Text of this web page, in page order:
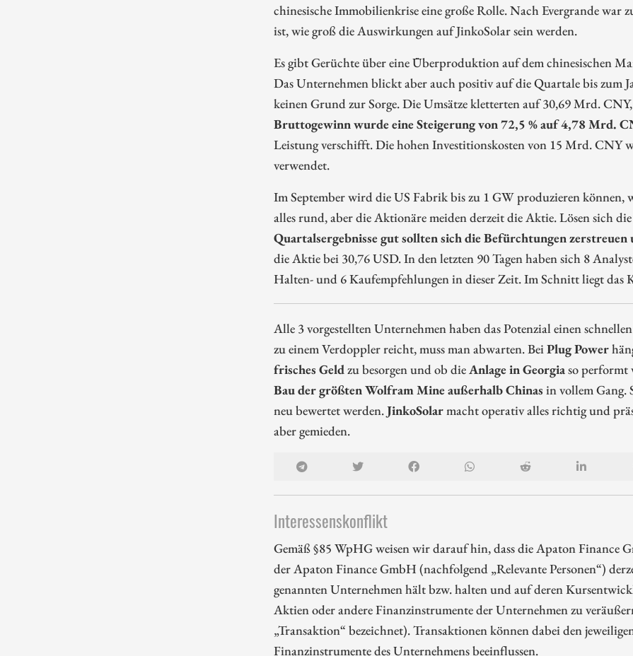
chinesische Immobilienkrise eine große Rolle. Nach Evergrande war
ist, wie groß die Auswirkungen auf JinkoSolar sein werden.
Es gibt Gerüchte über eine Überproduktion auf dem chinesischen
Das Unternehmen blickt aber auch positiv auf die Quartale bis zum
keinen Grund zur Sorge. Die Umsätze kletterten auf 30,69 Mrd.
Bruttogewinn wurde eine Steigerung von 72,5 % auf 4,78 Mrd.
Leistung verschifft. Die hohen Investitionskosten von 15 Mrd. CNY
verwendet.
Im September wird die US Fabrik bis zu 1 GW produzieren können,
alles rund, aber die Aktionäre meiden derzeit die Aktie. Lösen sich
Quartalsergebnisse gut sollten sich die Befürchtungen
die Aktie bei 30,76 USD. In den letzten 90 Tagen haben sich 8
Halten- und 6 Kaufempfehlungen in dieser Zeit. Im Schnitt liegt das
Alle 3 vorgestellten Unternehmen haben das Potenzial einen
zu einem Verdoppler reicht, muss man abwarten. Bei Plug Power
frisches Geld zu besorgen und ob die Anlage in Georgia so performt
Bau der größten Wolfram Mine außerhalb Chinas in vollem Gang.
neu bewertet werden.JinkoSolar macht operativ alles richtig und
aber gemieden.
Interessenskonflikt
Gemäß §85 WpHG weisen wir darauf hin, dass die Apaton
der Apaton Finance GmbH (nachfolgend „Relevante Personen“)
genannten Unternehmen hält bzw. halten und auf deren
Aktien oder andere Finanzinstrumente der Unternehmen zu
„Transaktion“ bezeichnet). Transaktionen können dabei den
Finanzinstrumente des Unternehmens beeinflussen.